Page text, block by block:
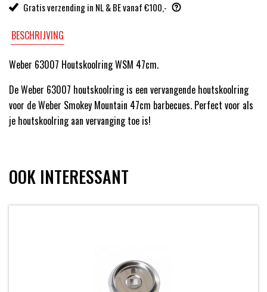
Gratis verzending in NL & BE vanaf €100,-
BESCHRIJVING
Weber 63007 Houtskoolring WSM 47cm.
De Weber 63007 houtskoolring is een vervangende houtskoolring
voor de Weber Smokey Mountain 47cm barbecues. Perfect voor als
je houtskoolring aan vervanging toe is!
OOK INTERESSANT